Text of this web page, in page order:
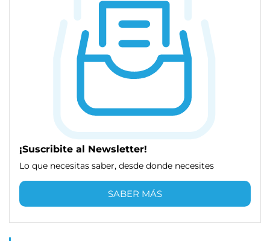
¡Suscribite al Newsletter!
Lo que necesitas saber, desde donde necesites
SABER MÁS